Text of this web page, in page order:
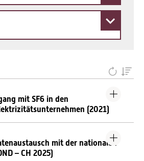
mit SF6 in den
(2021)
mit der nationalen
– CH 2025)